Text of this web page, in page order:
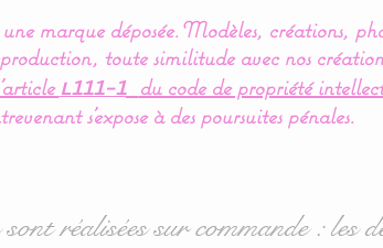
marque déposée.Modèles, créations,
toute similitude avec nos
L111-1
du code de propriété
s'expose à des poursuites pénales.
réalisées sur commande : les